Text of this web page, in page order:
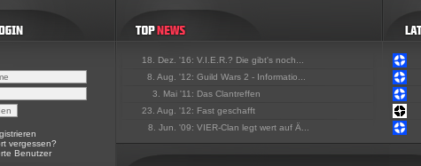
vergessen?
Benutzer
18. Dez. '16: V.I.E.R.? Die gibt's noch...
8. Aug. '12: Guild Wars 2 - Informatio...
3. Mai '11: Das Clantreffen
23. Aug. '12: Fast geschafft
8. Jun. '09: VIER-Clan legt wert auf Ä...